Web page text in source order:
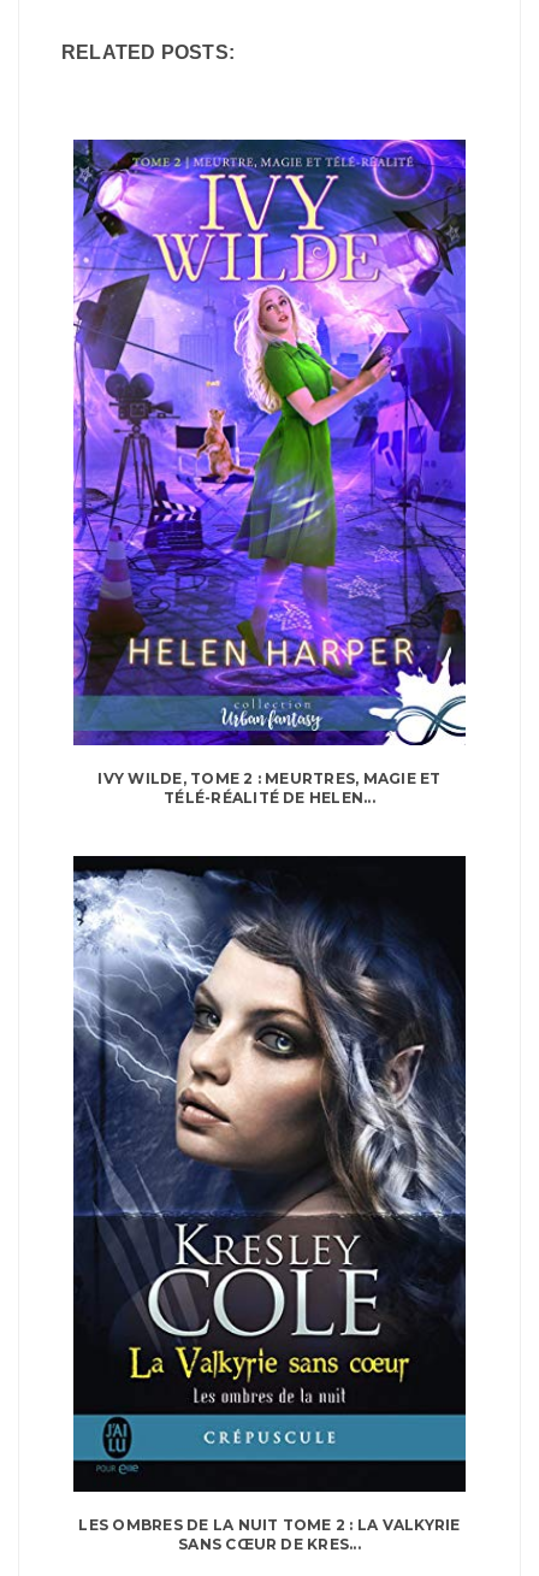
RELATED POSTS:
IVY WILDE, TOME 2 : MEURTRES, MAGIE ET
TÉLÉ-RÉALITÉ DE HELEN...
LES OMBRES DE LA NUIT TOME 2 : LA VALKYRIE
SANS CŒUR DE KRES...